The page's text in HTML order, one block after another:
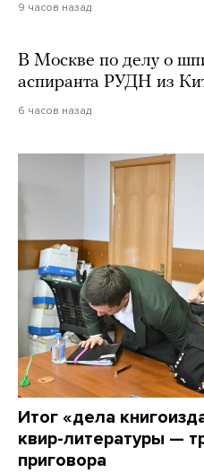
9 часов назад
В Москве по делу о
аспиранта РУДН из
6 часов назад
Итог «дела
квир-литературы —
приговора